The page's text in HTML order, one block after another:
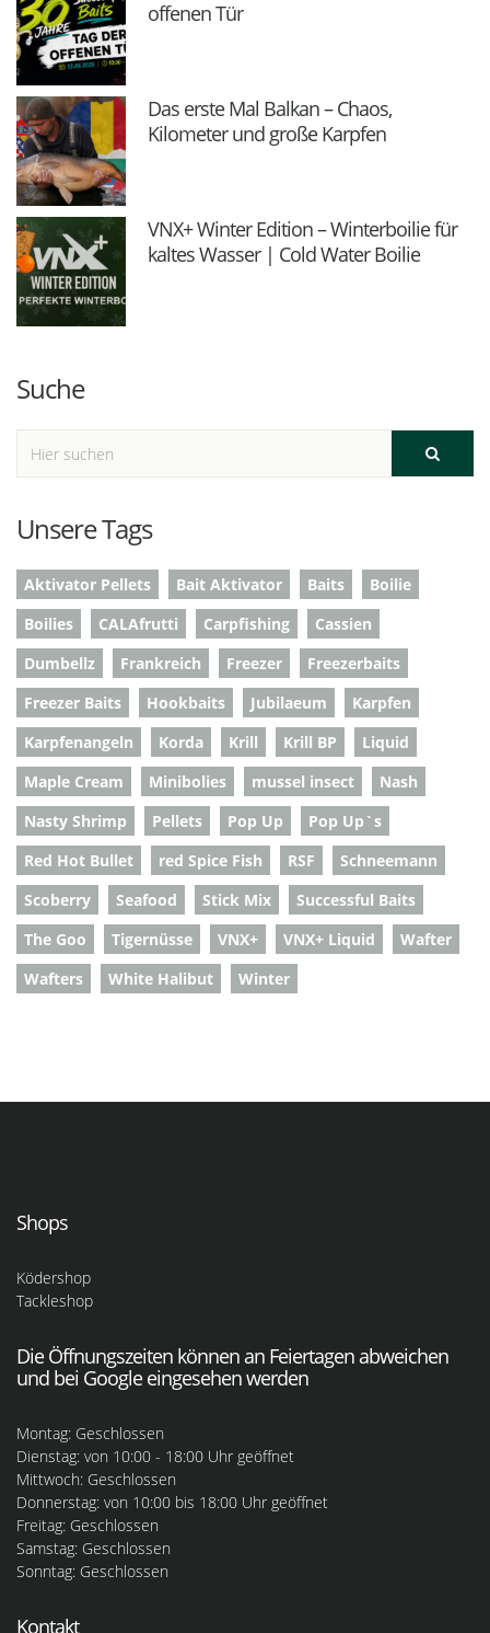
offenen Tür
Das erste Mal Balkan – Chaos,
Kilometer und große Karpfen
VNX+ Winter Edition – Winterboilie für
kaltes Wasser | Cold Water Boilie
Suche
Unsere Tags
Aktivator Pellets Bait Aktivator Baits
Boilie
Boilies
CALAfrutti Carpfishing
Cassien
Dumbellz
Frankreich Freezer
Freezerbaits
Freezer Baits
Hookbaits Jubilaeum
Karpfen
Karpfenangeln
Korda Krill Krill BP
Liquid
Maple Cream
Minibolies mussel insect
Nash
Nasty Shrimp
Pellets Pop Up
Pop Up`s
Red Hot Bullet
red Spice Fish RSF
Schneemann
Scoberry
Seafood Stick Mix
Successful Baits
The Goo
Tigernüsse VNX+ VNX+ Liquid
Wafter
Wafters
White Halibut Winter
Shops
Ködershop
Tackleshop
Die Öffnungszeiten können an Feiertagen abweichen
und bei Google eingesehen werden
Montag: Geschlossen
Dienstag: von 10:00 - 18:00 Uhr geöffnet
Mittwoch: Geschlossen
Donnerstag: von 10:00 bis 18:00 Uhr geöffnet
Freitag: Geschlossen
Samstag: Geschlossen
Sonntag: Geschlossen
Kontakt